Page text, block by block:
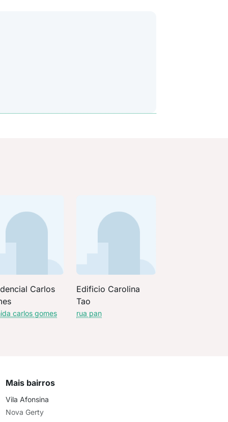
Carlos
carlos gomes
Edificio Carolina
Tao
rua pan
Mais bairros
Vila Afonsina
Nova Gerty